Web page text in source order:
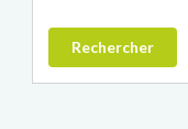
Rechercher